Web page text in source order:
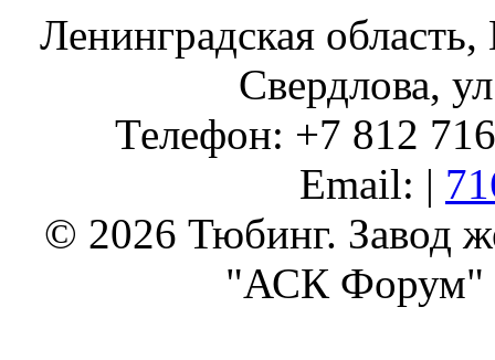
Ленинградская
Свердлова,
Телефон: +7 812
Email: |
© 2026 Тюбинг. Завод
"АСК Форум"